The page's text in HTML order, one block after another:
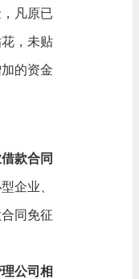
凡原已
，未贴
的资金
款合同
企业、
同免征
公司相